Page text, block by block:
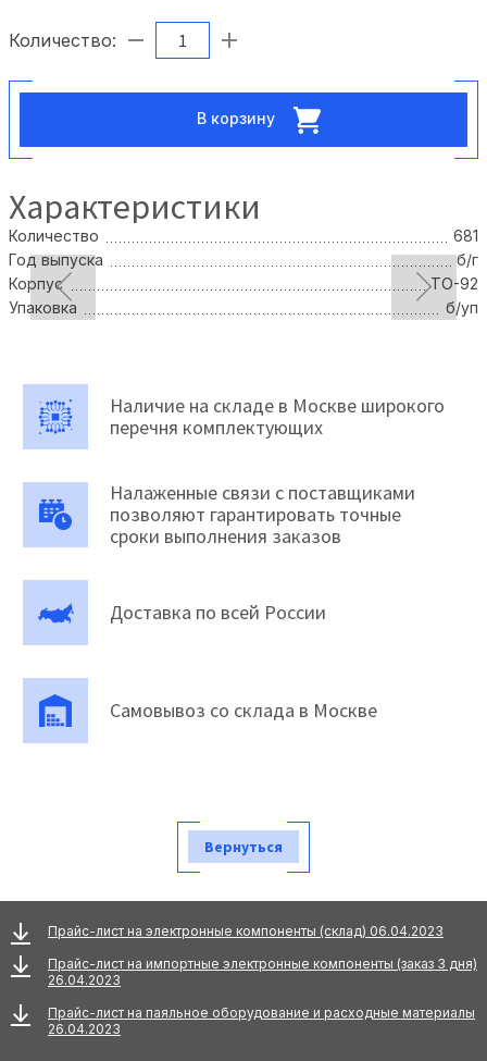
Количество:
В корзину
Характеристики
Количество
681
Год выпуска
б/г
Корпус
TO-92
Упаковка
б/уп
Наличие на складе в Москве широкого
перечня комплектующих
Налаженные связи с поставщиками
позволяют гарантировать точные
сроки выполнения заказов
Доставка по всей России
Самовывоз со склада в Москве
Вернуться
Прайс-лист на электронные компоненты (склад) 06.04.2023
Прайс-лист на импортные электронные компоненты (заказ 3 дня)
26.04.2023
Прайс-лист на паяльное оборудование и расходные материалы
26.04.2023